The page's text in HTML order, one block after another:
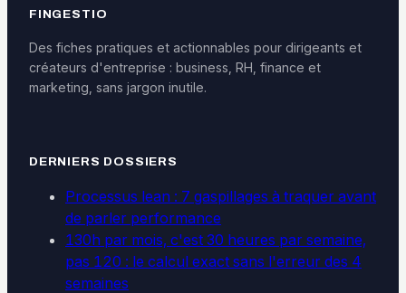
FINGESTIO
Des fiches pratiques et actionnables pour dirigeants et
créateurs d'entreprise : business, RH, finance et
marketing, sans jargon inutile.
DERNIERS DOSSIERS
Processus lean : 7 gaspillages à traquer avant
de parler performance
130h par mois, c'est 30 heures par semaine,
pas 120 : le calcul exact sans l'erreur des 4
semaines